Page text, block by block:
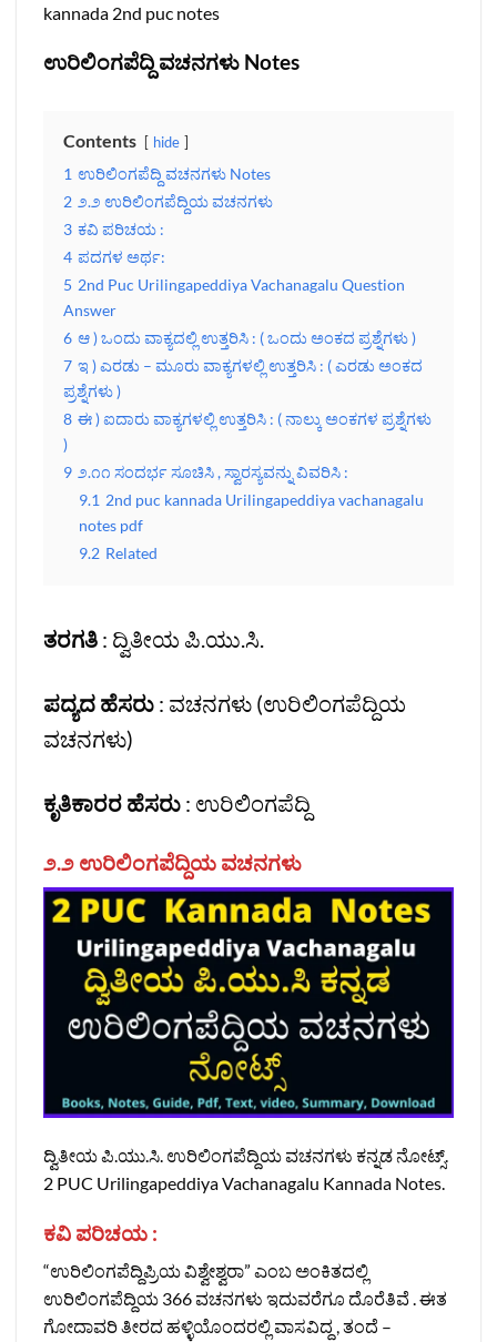
kannada 2nd puc notes
ಉರಿಲಿಂಗಪೆದ್ದಿ ವಚನಗಳು Notes
Contents hide
1 ಉರಿಲಿಂಗಪೆದ್ದಿ ವಚನಗಳು Notes
2 ೨.೨ ಉರಿಲಿಂಗಪೆದ್ದಿಯ ವಚನಗಳು
3 ಕವಿ ಪರಿಚಯ :
4 ಪದಗಳ ಅರ್ಥ:
5 2nd Puc Urilingapeddiya Vachanagalu Question
Answer
6 ಆ ) ಒಂದು ವಾಕ್ಯದಲ್ಲಿ ಉತ್ತರಿಸಿ : ( ಒಂದು ಅಂಕದ ಪ್ರಶ್ನೆಗಳು )
7 ಇ ) ಎರಡು – ಮೂರು ವಾಕ್ಯಗಳಲ್ಲಿ ಉತ್ತರಿಸಿ : ( ಎರಡು ಅಂಕದ
ಪ್ರಶ್ನೆಗಳು )
8 ಈ ) ಐದಾರು ವಾಕ್ಯಗಳಲ್ಲಿ ಉತ್ತರಿಸಿ : ( ನಾಲ್ಕು ಅಂಕಗಳ ಪ್ರಶ್ನೆಗಳು
)
9 ೨.೧೧ ಸಂದರ್ಭ ಸೂಚಿಸಿ , ಸ್ವಾರಸ್ಯವನ್ನು ವಿವರಿಸಿ :
9.1 2nd puc kannada Urilingapeddiya vachanagalu
notes pdf
9.2 Related
ತರಗತಿ : ದ್ವಿತೀಯ ಪಿ.ಯು.ಸಿ.
ಪದ್ಯದ ಹೆಸರು : ವಚನಗಳು (ಉರಿಲಿಂಗಪೆದ್ದಿಯ
ವಚನಗಳು)
ಕೃತಿಕಾರರ ಹೆಸರು : ಉರಿಲಿಂಗಪೆದ್ದಿ
೨.೨ ಉರಿಲಿಂಗಪೆದ್ದಿಯ ವಚನಗಳು
ದ್ವಿತೀಯ ಪಿ.ಯು.ಸಿ. ಉರಿಲಿಂಗಪೆದ್ದಿಯ ವಚನಗಳು ಕನ್ನಡ ನೋಟ್ಸ್‌.
2 PUC Urilingapeddiya Vachanagalu Kannada Notes.
ಕವಿ ಪರಿಚಯ :
“ಉರಿಲಿಂಗಪೆದ್ದಿಪ್ರಿಯ ವಿಶ್ವೇಶ್ವರಾ” ಎಂಬ ಅಂಕಿತದಲ್ಲಿ
ಉರಿಲಿಂಗಪೆದ್ದಿಯ 366 ವಚನಗಳು ಇದುವರೆಗೂ ದೊರೆತಿವೆ . ಈತ
ಗೋದಾವರಿ ತೀರದ ಹಳ್ಳಿಯೊಂದರಲ್ಲಿ ವಾಸವಿದ್ದ , ತಂದೆ –